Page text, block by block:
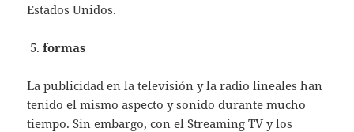
Estados Unidos.
formas
La publicidad en la televisión y la radio lineales han
tenido el mismo aspecto y sonido durante mucho
tiempo. Sin embargo, con el Streaming TV y los